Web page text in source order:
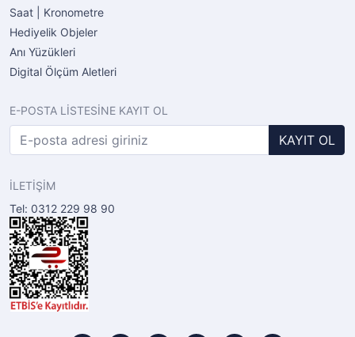
Saat | Kronometre
Hediyelik Objeler
Anı Yüzükleri
Digital Ölçüm Aletleri
E-POSTA LİSTESİNE KAYIT OL
KAYIT OL
İLETİŞİM
Tel: 0312 229 98 90